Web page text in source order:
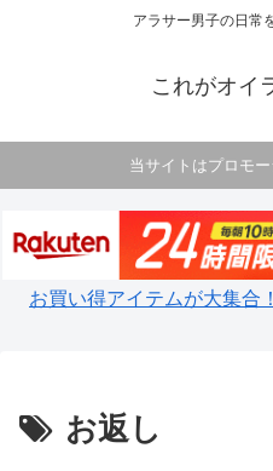
アラサー男子の日常
これがオイ
当サイトはプロモー
お買い得アイテムが大集合
お返し